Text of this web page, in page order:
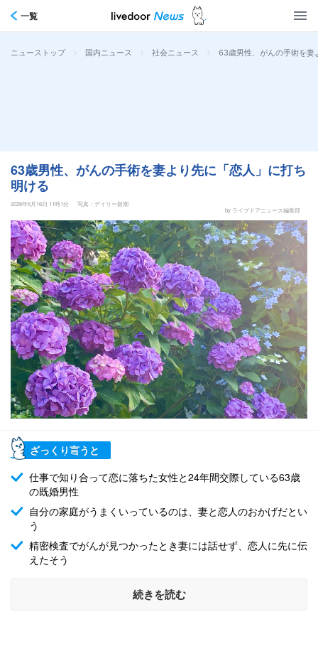
一覧
ニューストップ > 国内ニュース > 社会ニュース > 63歳男性、がんの手術を妻
63歳男性、がんの手術を妻より先に「恋人」に打ち
明ける
2026年6月16日 11時1分
写真：デイリー新潮
by ライブドアニュース編集部
ざっくり言うと
仕事で知り合って恋に落ちた女性と24年間交際している63歳
の既婚男性
自分の家庭がうまくいっているのは、妻と恋人のおかげだとい
う
精密検査でがんが見つかったとき妻には話せず、恋人に先に伝
えたそう
続きを読む